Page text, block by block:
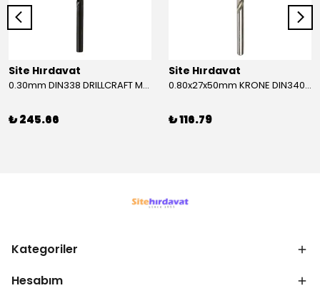
Site Hırdavat
0.30mm DIN338 DRILLCRAFT MATKAP UCU HSS 10 Adet
₺ 245.66
Site Hırdavat
0.80x27x50mm KRONE DIN340 UZUN MATKAP UCU HSS 10 Adet
₺ 116.79
Kategoriler
Hesabım